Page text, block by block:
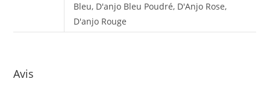
Bleu, D'anjo Bleu Poudré, D'Anjo Rose,
D'anjo Rouge
Avis